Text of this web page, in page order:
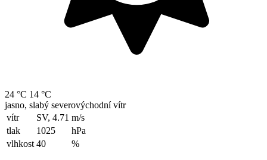
24 °C 14 °C
jasno, slabý severovýchodní vítr
vítr
SV, 4.71 m/s
tlak
1025
hPa
vlhkost 40 %